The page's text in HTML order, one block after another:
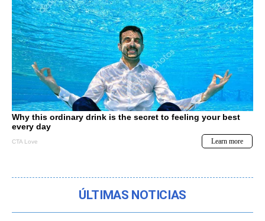
ÚLTIMAS NOTICIAS